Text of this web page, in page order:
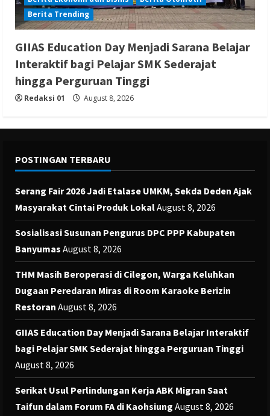
Berita Trending
GIIAS Education Day Menjadi Sarana Belajar
Interaktif bagi Pelajar SMK Sederajat
hingga Perguruan Tinggi
Redaksi 01 August 8, 2026
POSTINGAN TERBARU
Serang Fair 2026 Jadi Etalase UMKM, Sekda Deden Ajak
Masyarakat Cintai Produk LokalAugust 8, 2026
Sosialisasi Susunan Pengurus DPC PPP Kabupaten
Banyumas August 8, 2026
THM Masih Beroperasi di Cilegon, Warga Keluhkan
Dugaan Peredaran Miras di Room Karaoke Berizin
Restoran August 8, 2026
GIIAS Education Day Menjadi Sarana Belajar Interaktif
bagi Pelajar SMK Sederajat hingga Perguruan Tinggi
August 8, 2026
Serikat Usul Perlindungan Kerja ABK Migran Saat
Taifun dalam Forum FA di Kaohsiung August 8, 2026